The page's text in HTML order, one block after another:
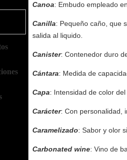
Canoa: Embudo empleado
Canilla: Pequeño caño, que
salida al liquido.
Canister: Contenedor duro
Cántara: Medida de
Capa: Intensidad de color del
Carácter: Con personalidad,
Caramelizado: Sabor y olor
Carbonated wine: Vino de